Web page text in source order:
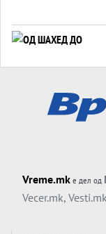
Vreme.mk е дел од
Vecer.mk, Vesti.mk